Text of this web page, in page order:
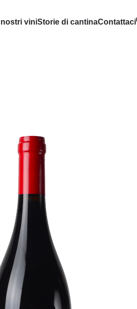
I nostri viniStorie di cantinaContattaci